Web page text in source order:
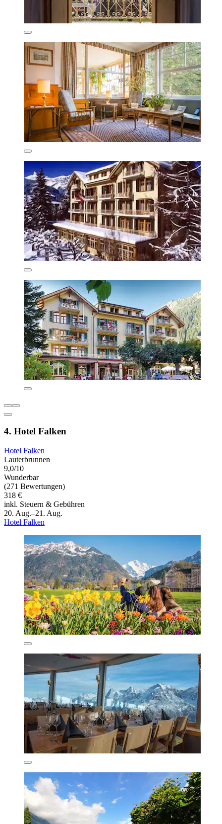
4. Hotel Falken
Hotel Falken
Lauterbrunnen
9,0/10
Wunderbar
(271 Bewertungen)
318 €
inkl. Steuern & Gebühren
20. Aug.–21. Aug.
Hotel Falken